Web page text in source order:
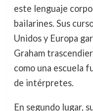
este lenguaje
bailarines. Sus
Unidos y Europa
Graham
como una escuela
de intérpretes.
En segundo lugar,